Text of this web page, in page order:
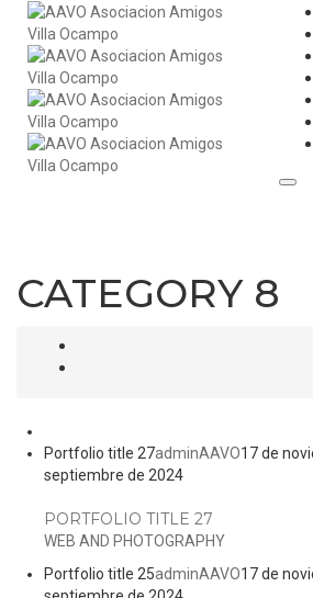
CATEGORY 8
Portfolio title 27adminAAVO17 de
septiembre de 2024
PORTFOLIO TITLE 27
WEB AND PHOTOGRAPHY
Portfolio title 25adminAAVO17 de